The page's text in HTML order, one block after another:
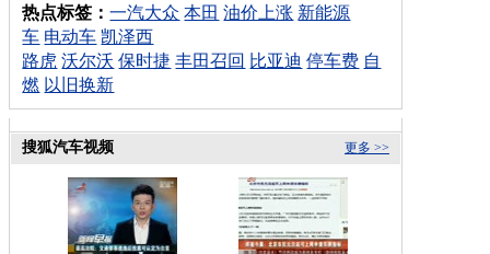
热点标签：一汽大众 本田 油价上涨 新能源
车 电动车 凯泽西
路虎 沃尔沃 保时捷 丰田召回 比亚迪 停车费 自
燃 以旧换新
更多 >>
搜狐汽车视频